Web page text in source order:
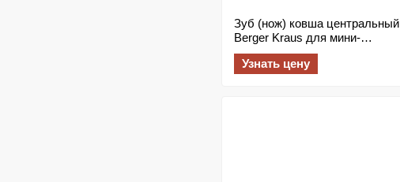
Зуб (нож) ковша центральный
Berger Kraus для мини-
экскаваторов BK800, BK1000,
BK1200, BK1500ASR,
Узнать цену